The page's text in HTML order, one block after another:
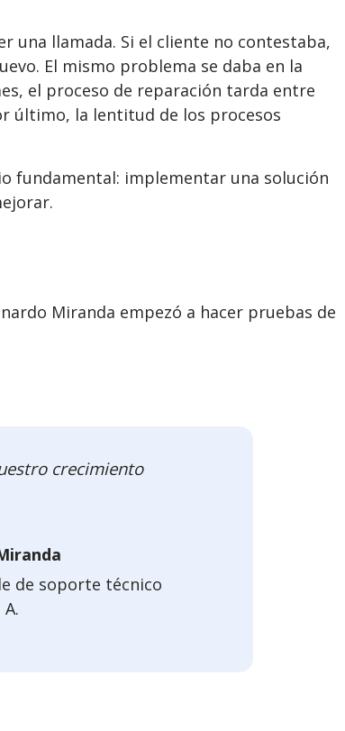
una llamada. Si el cliente no contestaba,
El mismo problema se daba en la
el proceso de reparación tarda entre
último, la lentitud de los procesos
fundamental: implementar una solución
Miranda empezó a hacer pruebas de
crecimiento
de soporte técnico